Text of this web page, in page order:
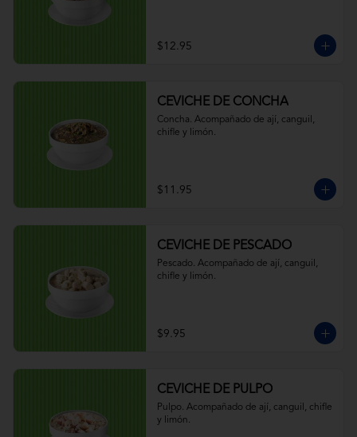
$12.95
CEVICHE DE CONCHA
Concha. Acompañado de ají, canguil,
chifle y limón.
$11.95
CEVICHE DE PESCADO
Pescado. Acompañado de ají, canguil,
chifle y limón.
$9.95
CEVICHE DE PULPO
Pulpo. Acompañado de ají, canguil, chifle
y limón.